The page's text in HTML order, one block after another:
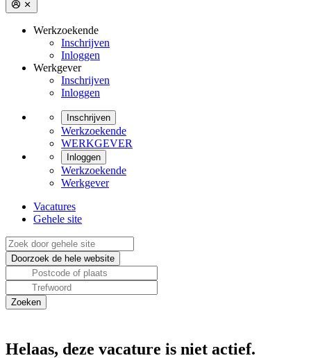
Werkzoekende
Inschrijven
Inloggen
Werkgever
Inschrijven
Inloggen
Inschrijven
Werkzoekende
WERKGEVER
Inloggen
Werkzoekende
Werkgever
Vacatures
Gehele site
Helaas, deze vacature is niet actief.